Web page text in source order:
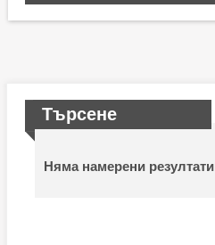
Търсене
Няма намерени резултати